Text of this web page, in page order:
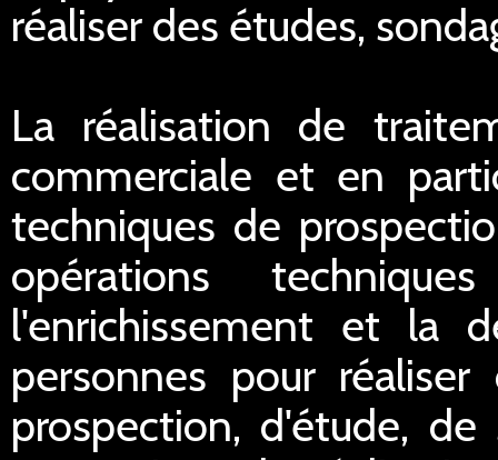
réaliser des études,
La réalisation de
commerciale et en
techniques de
opérations
l'enrichissement et la
personnes pour
prospection, d'étude,